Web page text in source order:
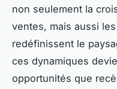
non seulement la
ventes, mais aussi
redéfinissent le
ces dynamiques
opportunités que